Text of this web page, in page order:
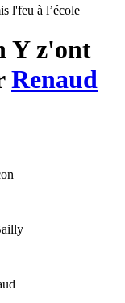
l'feu à l’école
Y z'ont
Renaud